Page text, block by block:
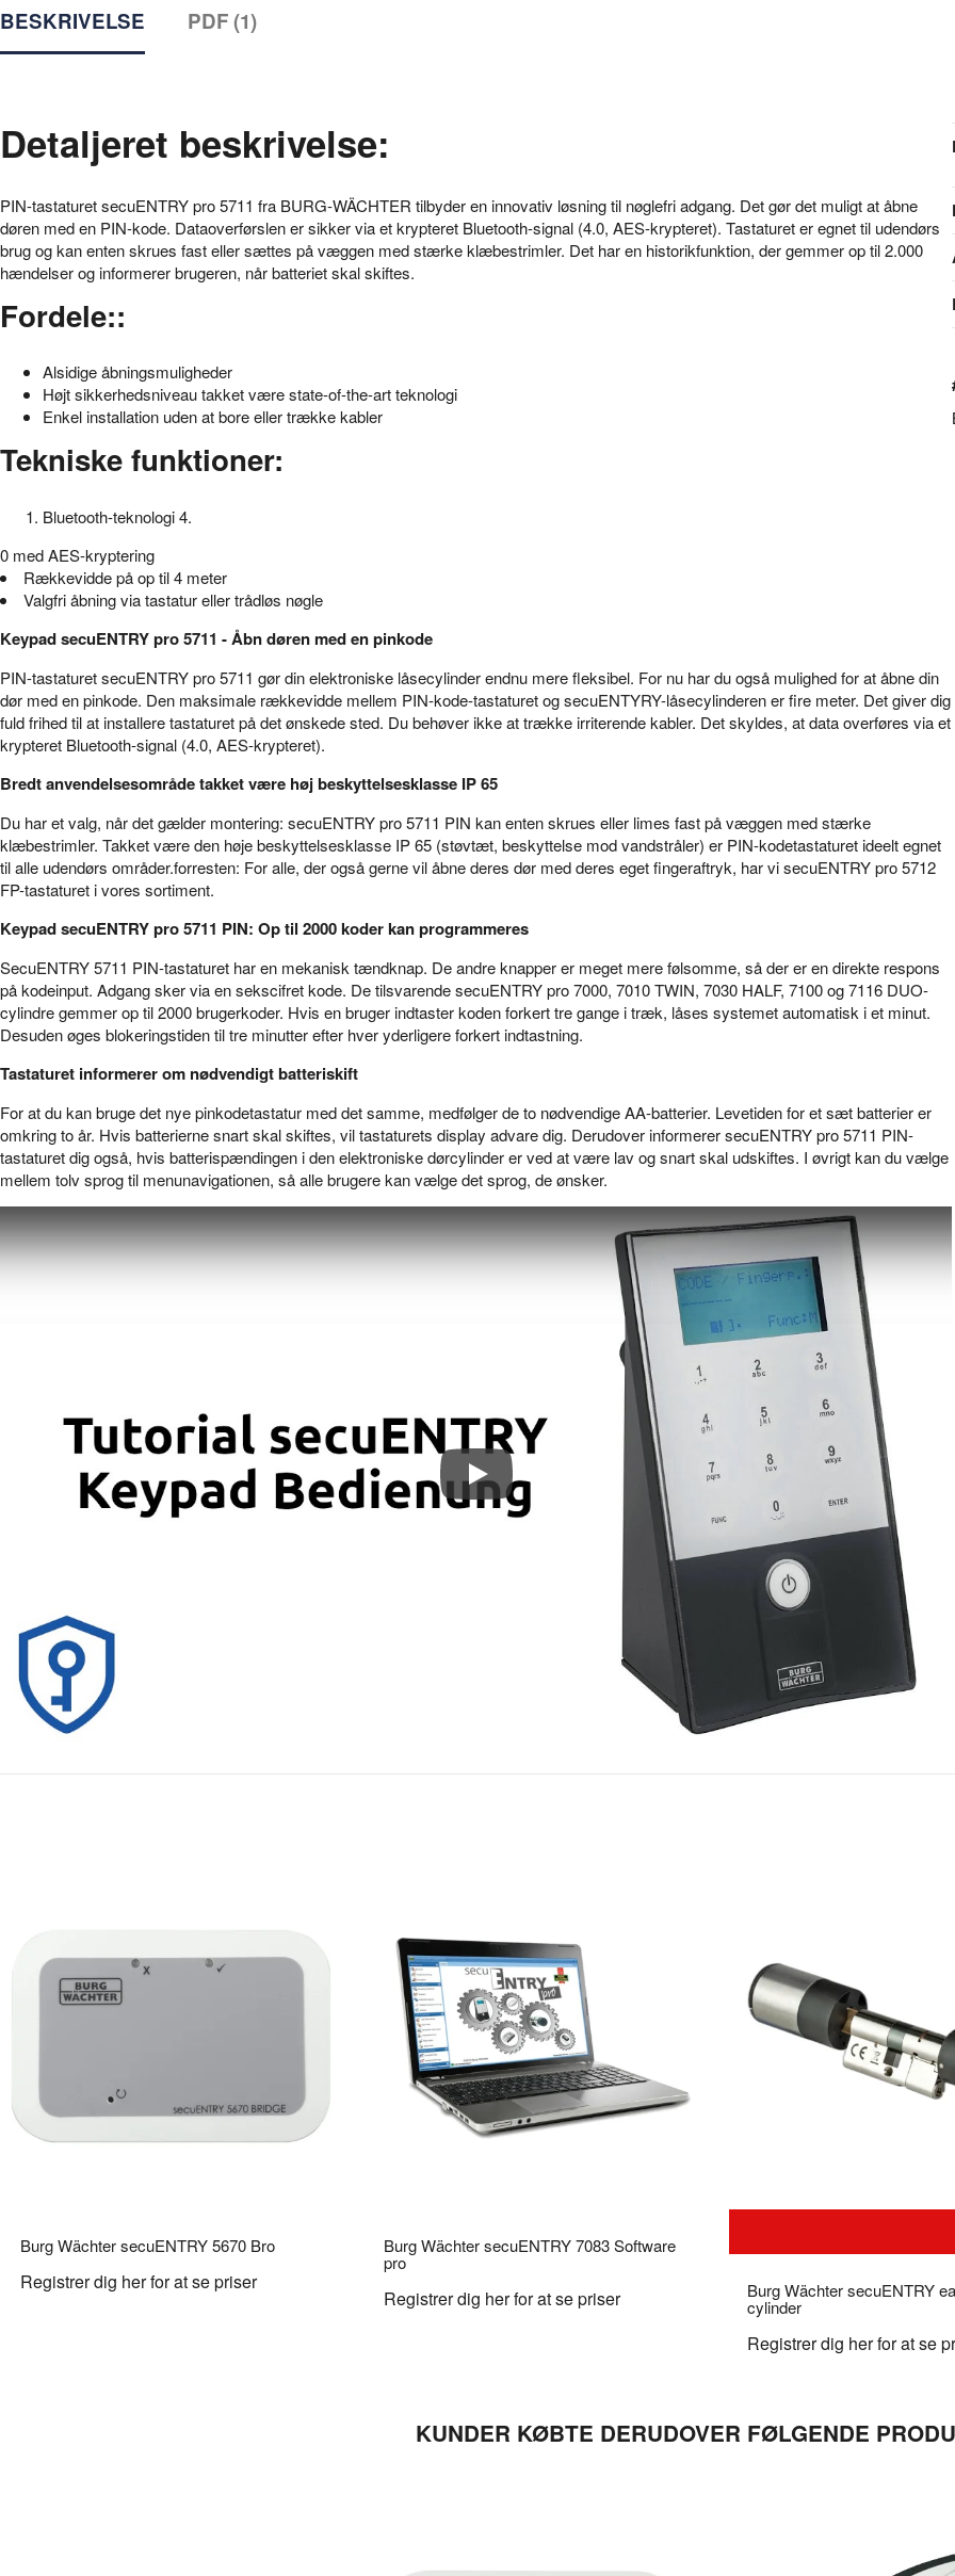
BESKRIVELSE PDF (1)
Detaljeret beskrivelse:
PIN-tastaturet secuENTRY pro 5711 fra BURG-WÄCHTER tilbyder en innovativ løsning til nøglefri adgang. Det gør det muligt at åbne
døren med en PIN-kode. Dataoverførslen er sikker via et krypteret Bluetooth-signal (4.0, AES-krypteret). Tastaturet er egnet til udendørs
brug og kan enten skrues fast eller sættes på væggen med stærke klæbestrimler. Det har en historikfunktion, der gemmer op til 2.000
hændelser og informerer brugeren, når batteriet skal skiftes.
Fordele::
Alsidige åbningsmuligheder
Højt sikkerhedsniveau takket være state-of-the-art teknologi
Enkel installation uden at bore eller trække kabler
Tekniske funktioner:
Bluetooth-teknologi 4.
0 med AES-kryptering
Rækkevidde på op til 4 meter
Valgfri åbning via tastatur eller trådløs nøgle
Keypad secuENTRY pro 5711 - Åbn døren med en pinkode
PIN-tastaturet secuENTRY pro 5711 gør din elektroniske låsecylinder endnu mere fleksibel. For nu har du også mulighed for at åbne din
dør med en pinkode. Den maksimale rækkevidde mellem PIN-kode-tastaturet og secuENTYRY-låsecylinderen er fire meter. Det giver dig
fuld frihed til at installere tastaturet på det ønskede sted. Du behøver ikke at trække irriterende kabler. Det skyldes, at data overføres via et
krypteret Bluetooth-signal (4.0, AES-krypteret).
Bredt anvendelsesområde takket være høj beskyttelsesklasse IP 65
Du har et valg, når det gælder montering: secuENTRY pro 5711 PIN kan enten skrues eller limes fast på væggen med stærke
klæbestrimler. Takket være den høje beskyttelsesklasse IP 65 (støvtæt, beskyttelse mod vandstråler) er PIN-kodetastaturet ideelt egnet
til alle udendørs områder.forresten: For alle, der også gerne vil åbne deres dør med deres eget fingeraftryk, har vi secuENTRY pro 5712
FP-tastaturet i vores sortiment.
Keypad secuENTRY pro 5711 PIN: Op til 2000 koder kan programmeres
SecuENTRY 5711 PIN-tastaturet har en mekanisk tændknap. De andre knapper er meget mere følsomme, så der er en direkte respons
på kodeinput. Adgang sker via en sekscifret kode. De tilsvarende secuENTRY pro 7000, 7010 TWIN, 7030 HALF, 7100 og 7116 DUO-
cylindre gemmer op til 2000 brugerkoder. Hvis en bruger indtaster koden forkert tre gange i træk, låses systemet automatisk i et minut.
Desuden øges blokeringstiden til tre minutter efter hver yderligere forkert indtastning.
Tastaturet informerer om nødvendigt batteriskift
For at du kan bruge det nye pinkodetastatur med det samme, medfølger de to nødvendige AA-batterier. Levetiden for et sæt batterier er
omkring to år. Hvis batterierne snart skal skiftes, vil tastaturets display advare dig. Derudover informerer secuENTRY pro 5711 PIN-
tastaturet dig også, hvis batterispændingen i den elektroniske dørcylinder er ved at være lav og snart skal udskiftes. I øvrigt kan du vælge
mellem tolv sprog til menunavigationen, så alle brugere kan vælge det sprog, de ønsker.
Burg Wächter secuENTRY 5670 Bro
Registrer dig her for at se priser
Burg Wächter secuENTRY 7083 Software
pro
Registrer dig her for at se priser Burg Wächter secuENTRY
cylinder
Registrer dig her for at se
KUNDER KØBTE DERUDOVER FØLGENDE